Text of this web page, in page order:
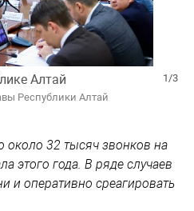
1/3
Алтай
Республики Алтай
около 32 тысяч звонков на
этого года. В ряде случаев
и оперативно среагировать